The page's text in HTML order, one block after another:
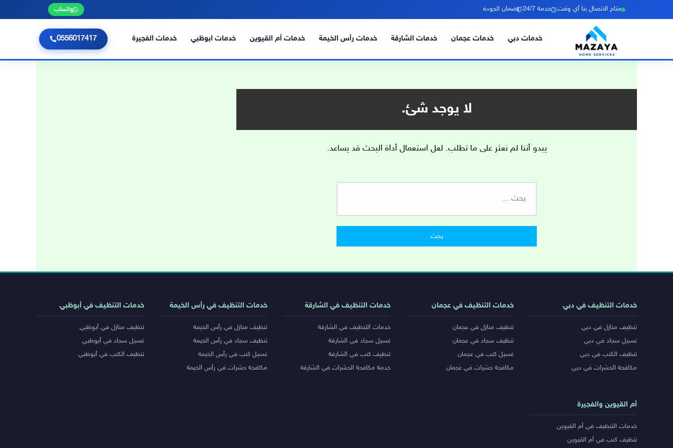
متاح الاتصال بنا أي وقت خدمة 24/7 | ضمان الجودة واتساب
خدمات دبي خدمات عجمان خدمات الشارقة خدمات رأس الخيمة خدمات أم القيوين خدمات ابوظبي خدمات الفجيرة 0556017417
لا يوجد شئ.
يبدو أننا لم نعثر على ما تطلب. لعل استعمال أداة البحث قد يساعد.
روابط
المدن
خدمات التنظيف في دبي
تنظيف منازل في دبي
غسيل سجاد في دبي
تنظيف الكنب في دبي
مكافحة الحشرات في دبي
خدمات التنظيف في عجمان
تنظيف منازل في عجمان
تنظيف سجاد في عجمان
غسيل كنب في عجمان
مكافحة حشرات في عجمان
خدمات التنظيف في الشارقة
خدمات التنظيف في الشارقة
غسيل سجاد في الشارقة
تنظيف كنب في الشارقة
خدمة مكافحة الحشرات في الشارقة
خدمات التنظيف في رأس الخيمة
تنظيف منازل في رأس الخيمة
تنظيف سجاد في رأس الخيمة
غسيل كنب في رأس الخيمة
مكافحة حشرات في رأس الخيمة
خدمات التنظيف في أبوظبي
تنظيف منازل في أبوظبي
غسيل سجاد في أبوظبي
تنظيف الكنب في أبوظبي
أم القيوين والفجيرة
خدمات التنظيف في أم القيوين
تنظيف كنب في أم القيوين